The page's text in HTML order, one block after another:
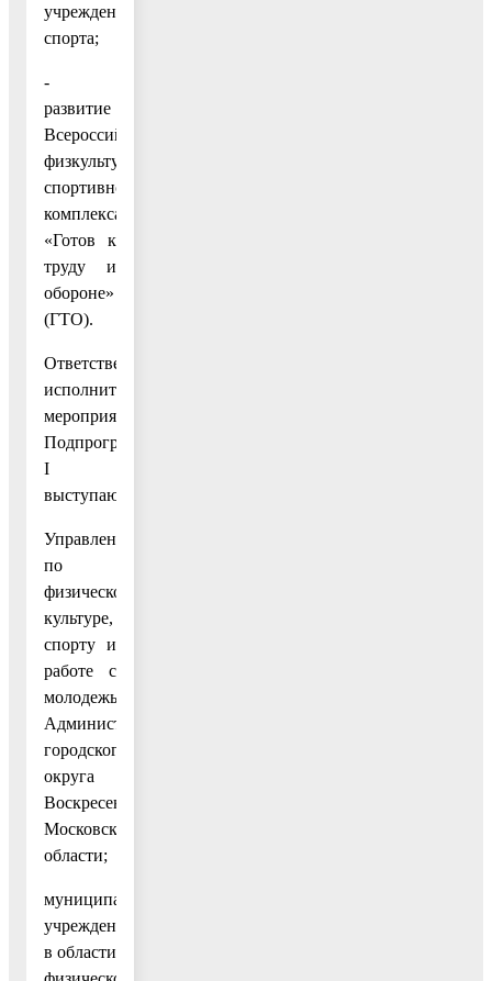
учреждениях
спорта;
-
развитие
Всероссийского
физкультурно-
спортивного
комплекса
«Готов к
труду и
обороне»
(ГТО).
Ответственными
исполнителями
мероприятий
Подпрограммы
I
выступают:
Управление
по
физической
культуре,
спорту и
работе с
молодежью
Администрации
городского
округа
Воскресенск
Московской
области;
муниципальные
учреждения
в области